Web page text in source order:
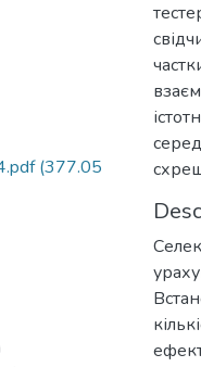
(377.05